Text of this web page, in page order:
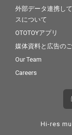
外部データ連携し
スについて
OTOTOYアプリ
媒体資料と広告の
Our Team
Careers
Hi-res